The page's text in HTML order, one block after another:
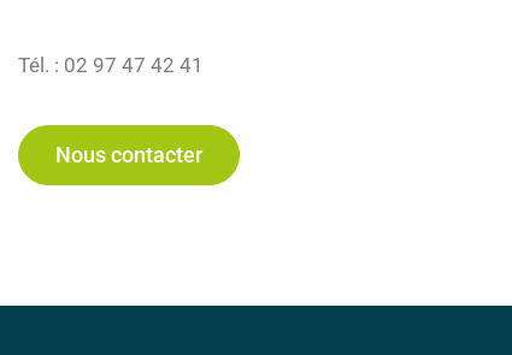
Tél. : 02 97 47 42 41
Nous contacter